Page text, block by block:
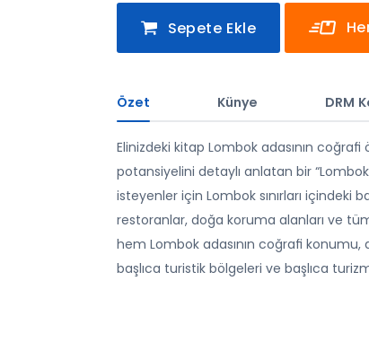
Sepete Ekle
Özet Künye DRM
Elinizdeki kitap Lombok adasının
potansiyelini detaylı anlatan bir
isteyenler için Lombok sınırları içindeki
restoranlar, doğa koruma alanları ve
hem Lombok adasının coğraﬁ
başlıca turistik bölgeleri ve başlıca